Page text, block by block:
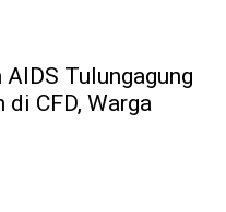
Tulungagung
CFD, Warga